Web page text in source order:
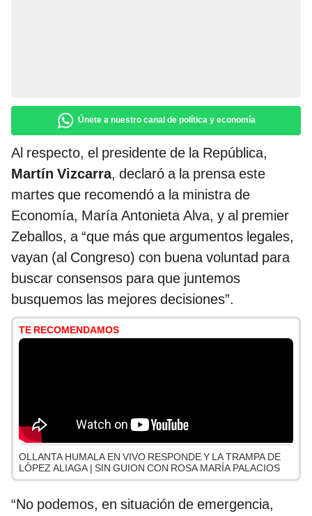
Únete a nuestro canal de política y economía
Al respecto, el presidente de la República,
Martín Vizcarra, declaró a la prensa este
martes que recomendó a la ministra de
Economía, María Antonieta Alva, y al premier
Zeballos, a “que más que argumentos legales,
vayan (al Congreso) con buena voluntad para
buscar consensos para que juntemos
busquemos las mejores decisiones”.
TE RECOMENDAMOS
OLLANTA HUMALA EN VIVO RESPONDE Y LA TRAMPA DE
LÓPEZ ALIAGA | SIN GUION CON ROSA MARÍA PALACIOS
“No podemos, en situación de emergencia,